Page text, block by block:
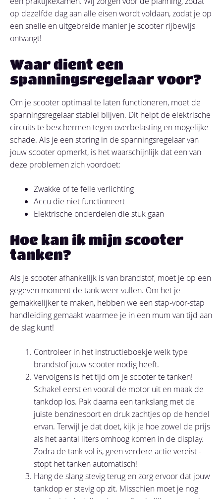
op dezelfde dag aan alle eisen wordt voldaan, zodat je op
een snelle en uitgebreide manier je scooter rijbewijs
ontvangt!
Waar dient een
spanningsregelaar voor?
Om je scooter optimaal te laten functioneren, moet de
spanningsregelaar stabiel blijven. Dit helpt de elektrische
circuits te beschermen tegen overbelasting en mogelijke
schade. Als je een storing in de spanningsregelaar van
jouw scooter opmerkt, is het waarschijnlijk dat een van
deze problemen zich voordoet:
Zwakke of te felle verlichting
Accu die niet functioneert
Elektrische onderdelen die stuk gaan
Hoe kan ik mijn scooter
tanken?
Als je scooter afhankelijk is van brandstof, moet je op een
gegeven moment de tank weer vullen. Om het je
gemakkelijker te maken, hebben we een stap-voor-stap
handleiding gemaakt waarmee je in een mum van tijd aan
de slag kunt!
Controleer in het instructieboekje welk type
brandstof jouw scooter nodig heeft.
Vervolgens is het tijd om je scooter te tanken!
Schakel eerst en vooral de motor uit en maak de
tankdop los. Pak daarna een tankslang met de
juiste benzinesoort en druk zachtjes op de hendel
ervan. Terwijl je dat doet, kijk je hoe zowel de prijs
als het aantal liters omhoog komen in de display.
Zodra de tank vol is, geen verdere actie vereist -
stopt het tanken automatisch!
Hang de slang stevig terug en zorg ervoor dat jouw
tankdop er stevig op zit. Misschien moet je nog